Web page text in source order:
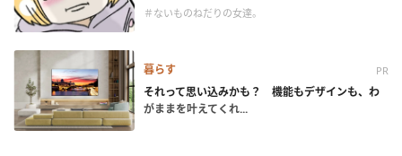
＃ないものねだりの女達。
暮らす PR
それって思い込みかも？ 機能もデザインも、わ
がままを叶えてくれ...